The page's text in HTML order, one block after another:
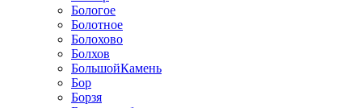
Бологое
Болотное
Болохово
Болхов
БольшойКамень
Бор
Борзя